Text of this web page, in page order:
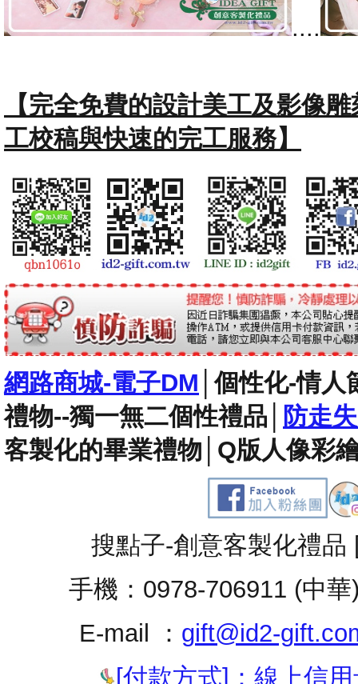
....
【完全免費的設計美工及影像
工校稿與快速的完工服務】
網路商城-電子DM │個性化-情人
禮物--獨一無二個性禮品
防走
客製化的畢業禮物 Q版人像彩
搜點子-創意客製化禮
手機：0978-706911 (中
E-mail ： gift@id2-
[付款方式]：線上信